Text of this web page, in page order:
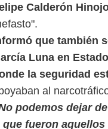
Calderón
que también
Luna en
la seguridad
al
podemos dejar
que fueron